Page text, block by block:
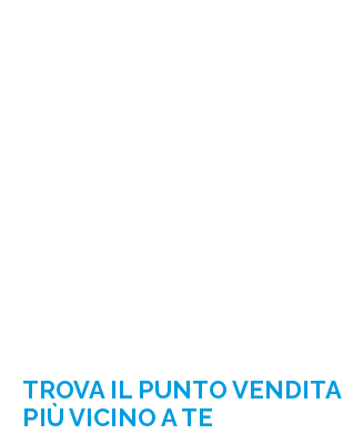
TROVA IL PUNTO VENDITA
PIÙ VICINO A TE